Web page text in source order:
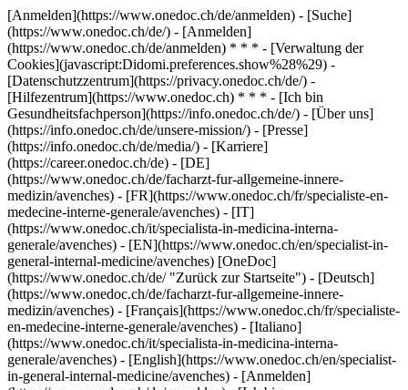
[Anmelden](https://www.onedoc.ch/de/anmelden) - [Suche]
(https://www.onedoc.ch/de/) - [Anmelden]
(https://www.onedoc.ch/de/anmelden) * * * - [Verwaltung der
Cookies](javascript:Didomi.preferences.show%28%29) -
[Datenschutzzentrum](https://privacy.onedoc.ch/de/) -
[Hilfezentrum](https://www.onedoc.ch) * * * - [Ich bin
Gesundheitsfachperson](https://info.onedoc.ch/de/) - [Über uns]
(https://info.onedoc.ch/de/unsere-mission/) - [Presse]
(https://info.onedoc.ch/de/media/) - [Karriere]
(https://career.onedoc.ch/de) - [DE]
(https://www.onedoc.ch/de/facharzt-fur-allgemeine-innere-
medizin/avenches) - [FR](https://www.onedoc.ch/fr/specialiste-en-
medecine-interne-generale/avenches) - [IT]
(https://www.onedoc.ch/it/specialista-in-medicina-interna-
generale/avenches) - [EN](https://www.onedoc.ch/en/specialist-in-
general-internal-medicine/avenches) [OneDoc]
(https://www.onedoc.ch/de/ "Zurück zur Startseite") - [Deutsch]
(https://www.onedoc.ch/de/facharzt-fur-allgemeine-innere-
medizin/avenches) - [Français](https://www.onedoc.ch/fr/specialiste-
en-medecine-interne-generale/avenches) - [Italiano]
(https://www.onedoc.ch/it/specialista-in-medicina-interna-
generale/avenches) - [English](https://www.onedoc.ch/en/specialist-
in-general-internal-medicine/avenches) - [Anmelden]